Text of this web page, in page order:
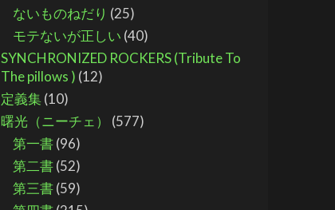
ないものねだり (25)
モテないが正しい (40)
SYNCHRONIZED ROCKERS (Tribute To
The pillows ) (12)
定義集(10)
曙光（ニーチェ）
(577)
第一書(96)
第二書(52)
第三書(59)